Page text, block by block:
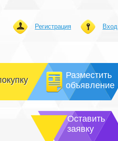
Вход
Регистрация
Разместить
объявление
Оставить
заявку